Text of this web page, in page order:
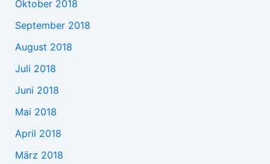
Oktober 2018
September 2018
August 2018
Juli 2018
Juni 2018
Mai 2018
April 2018
März 2018